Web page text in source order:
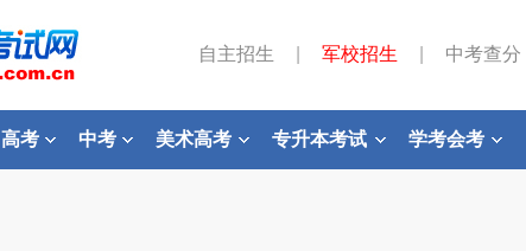
自主招生 军校招生 中考查分
高考 中考 美术高考 专升本考试 学考会考